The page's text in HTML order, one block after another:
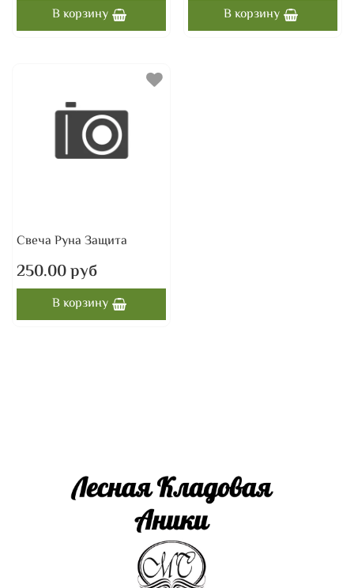
В корзину В корзину
Свеча Руна Защита
250.00 руб
В корзину